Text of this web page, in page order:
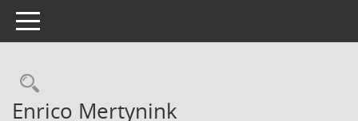
Toggle navigation
Rechercheauswahl
Enrico Mertynink